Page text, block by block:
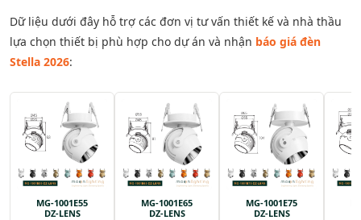
Dữ liệu dưới đây hỗ trợ các đơn vị tư vấn thiết kế và nhà thầu
lựa chọn thiết bị phù hợp cho dự án và nhận báo giá đèn
Stella 2026:
MG-1001E55
DZ-LENS
MG-1001E65
DZ-LENS
MG-1001E75
DZ-LENS